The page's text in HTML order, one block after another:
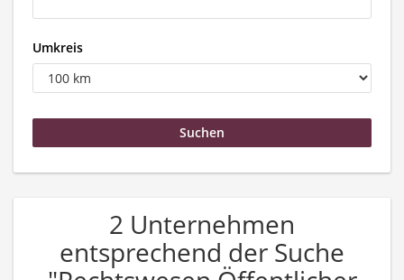
Umkreis
2 Unternehmen
entsprechend der Suche